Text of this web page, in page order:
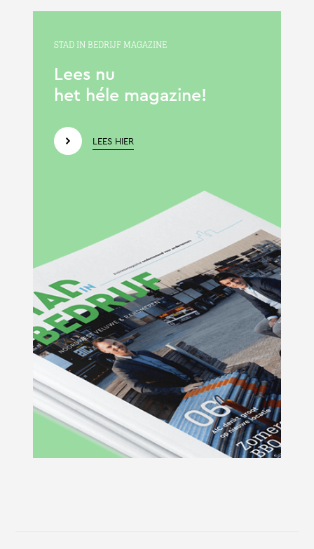
STAD IN BEDRIJF MAGAZINE
Lees nu
het héle magazine!
LEES HIER